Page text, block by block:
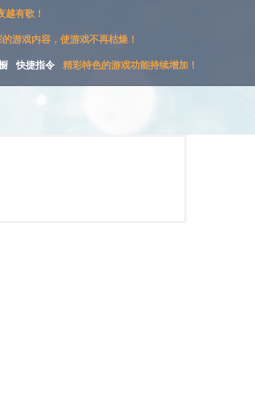
越有歌！
游戏内容，使游戏不再枯燥！
快捷指令 精彩特色的游戏功能持续增加！